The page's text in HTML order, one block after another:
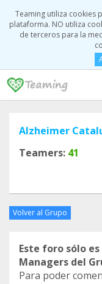
Teaming utiliza cookies
plataforma. NO utiliza
de terceros para la
Alzheimer
Teamers: 41
Volver al Grupo
Este foro sólo
Managers del
Para poder